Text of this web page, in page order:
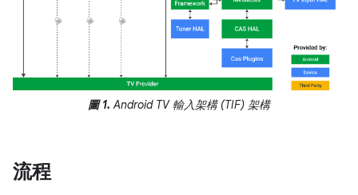
圖 1. Android TV 輸入架構 (TIF) 架構
流程